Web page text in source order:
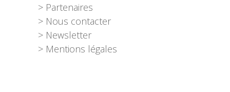
> Partenaires
> Nous contacter
> Newsletter
> Mentions légales